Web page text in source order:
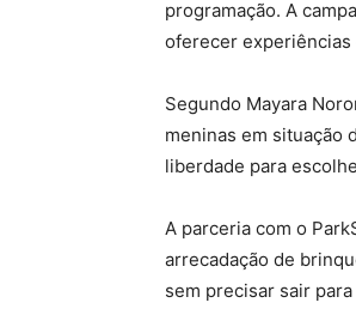
programação. A
oferecer
Segundo Mayara
meninas em situação
liberdade para
A parceria com o
arrecadação de
sem precisar sair